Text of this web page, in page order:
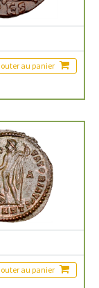
au panier
au panier